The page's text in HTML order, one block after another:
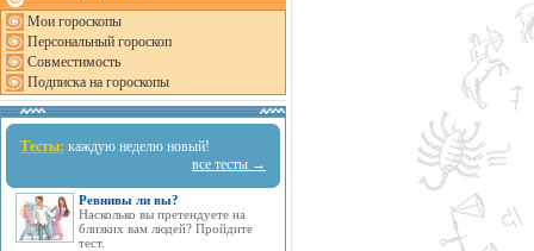
Мои гороскопы
Персональный гороскоп
Совместимость
Подписка на гороскопы
Тесты: каждую неделю новый!
все тесты →
Ревнивы ли вы?
Насколько вы претендуете на
близких вам людей? Пройдите
тест.